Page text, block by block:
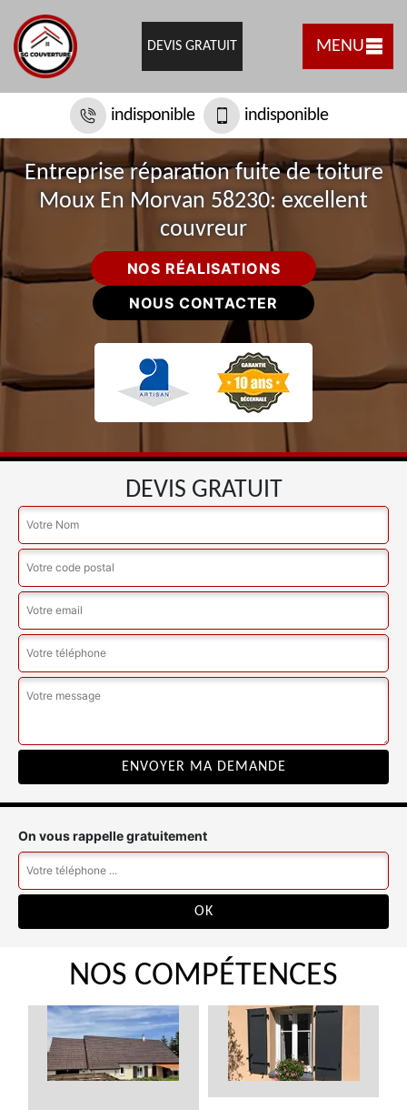
DEVIS GRATUIT MENU
indisponible indisponible
Entreprise réparation fuite de toiture
Moux En Morvan 58230: excellent
couvreur
NOS RÉALISATIONS
NOUS CONTACTER
DEVIS GRATUIT
On vous rappelle gratuitement
NOS COMPÉTENCES